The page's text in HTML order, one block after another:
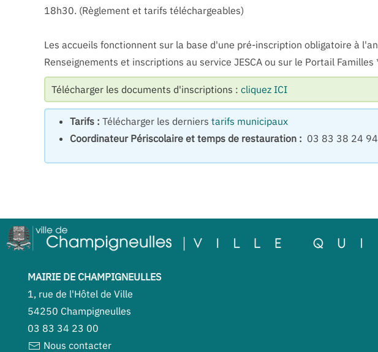
18h30. (Règlement et tarifs téléchargeables)
Les accueils fonctionnent sur la base d'une pré-inscription obligatoire à
Renseignements et inscriptions au service JESCA ou sur le Portail Familles
Télécharger les documents d'inscriptions : cliquez ICI
Tarifs : Télécharger les derniers tarifs municipaux
Coordinateur Périscolaire et temps de restauration : 03 83 38 24 94
MAIRIE DE CHAMPIGNEULLES
1, rue de l'Hôtel de Ville
54250 Champigneulles
03 83 34 23 00
Nous contacter